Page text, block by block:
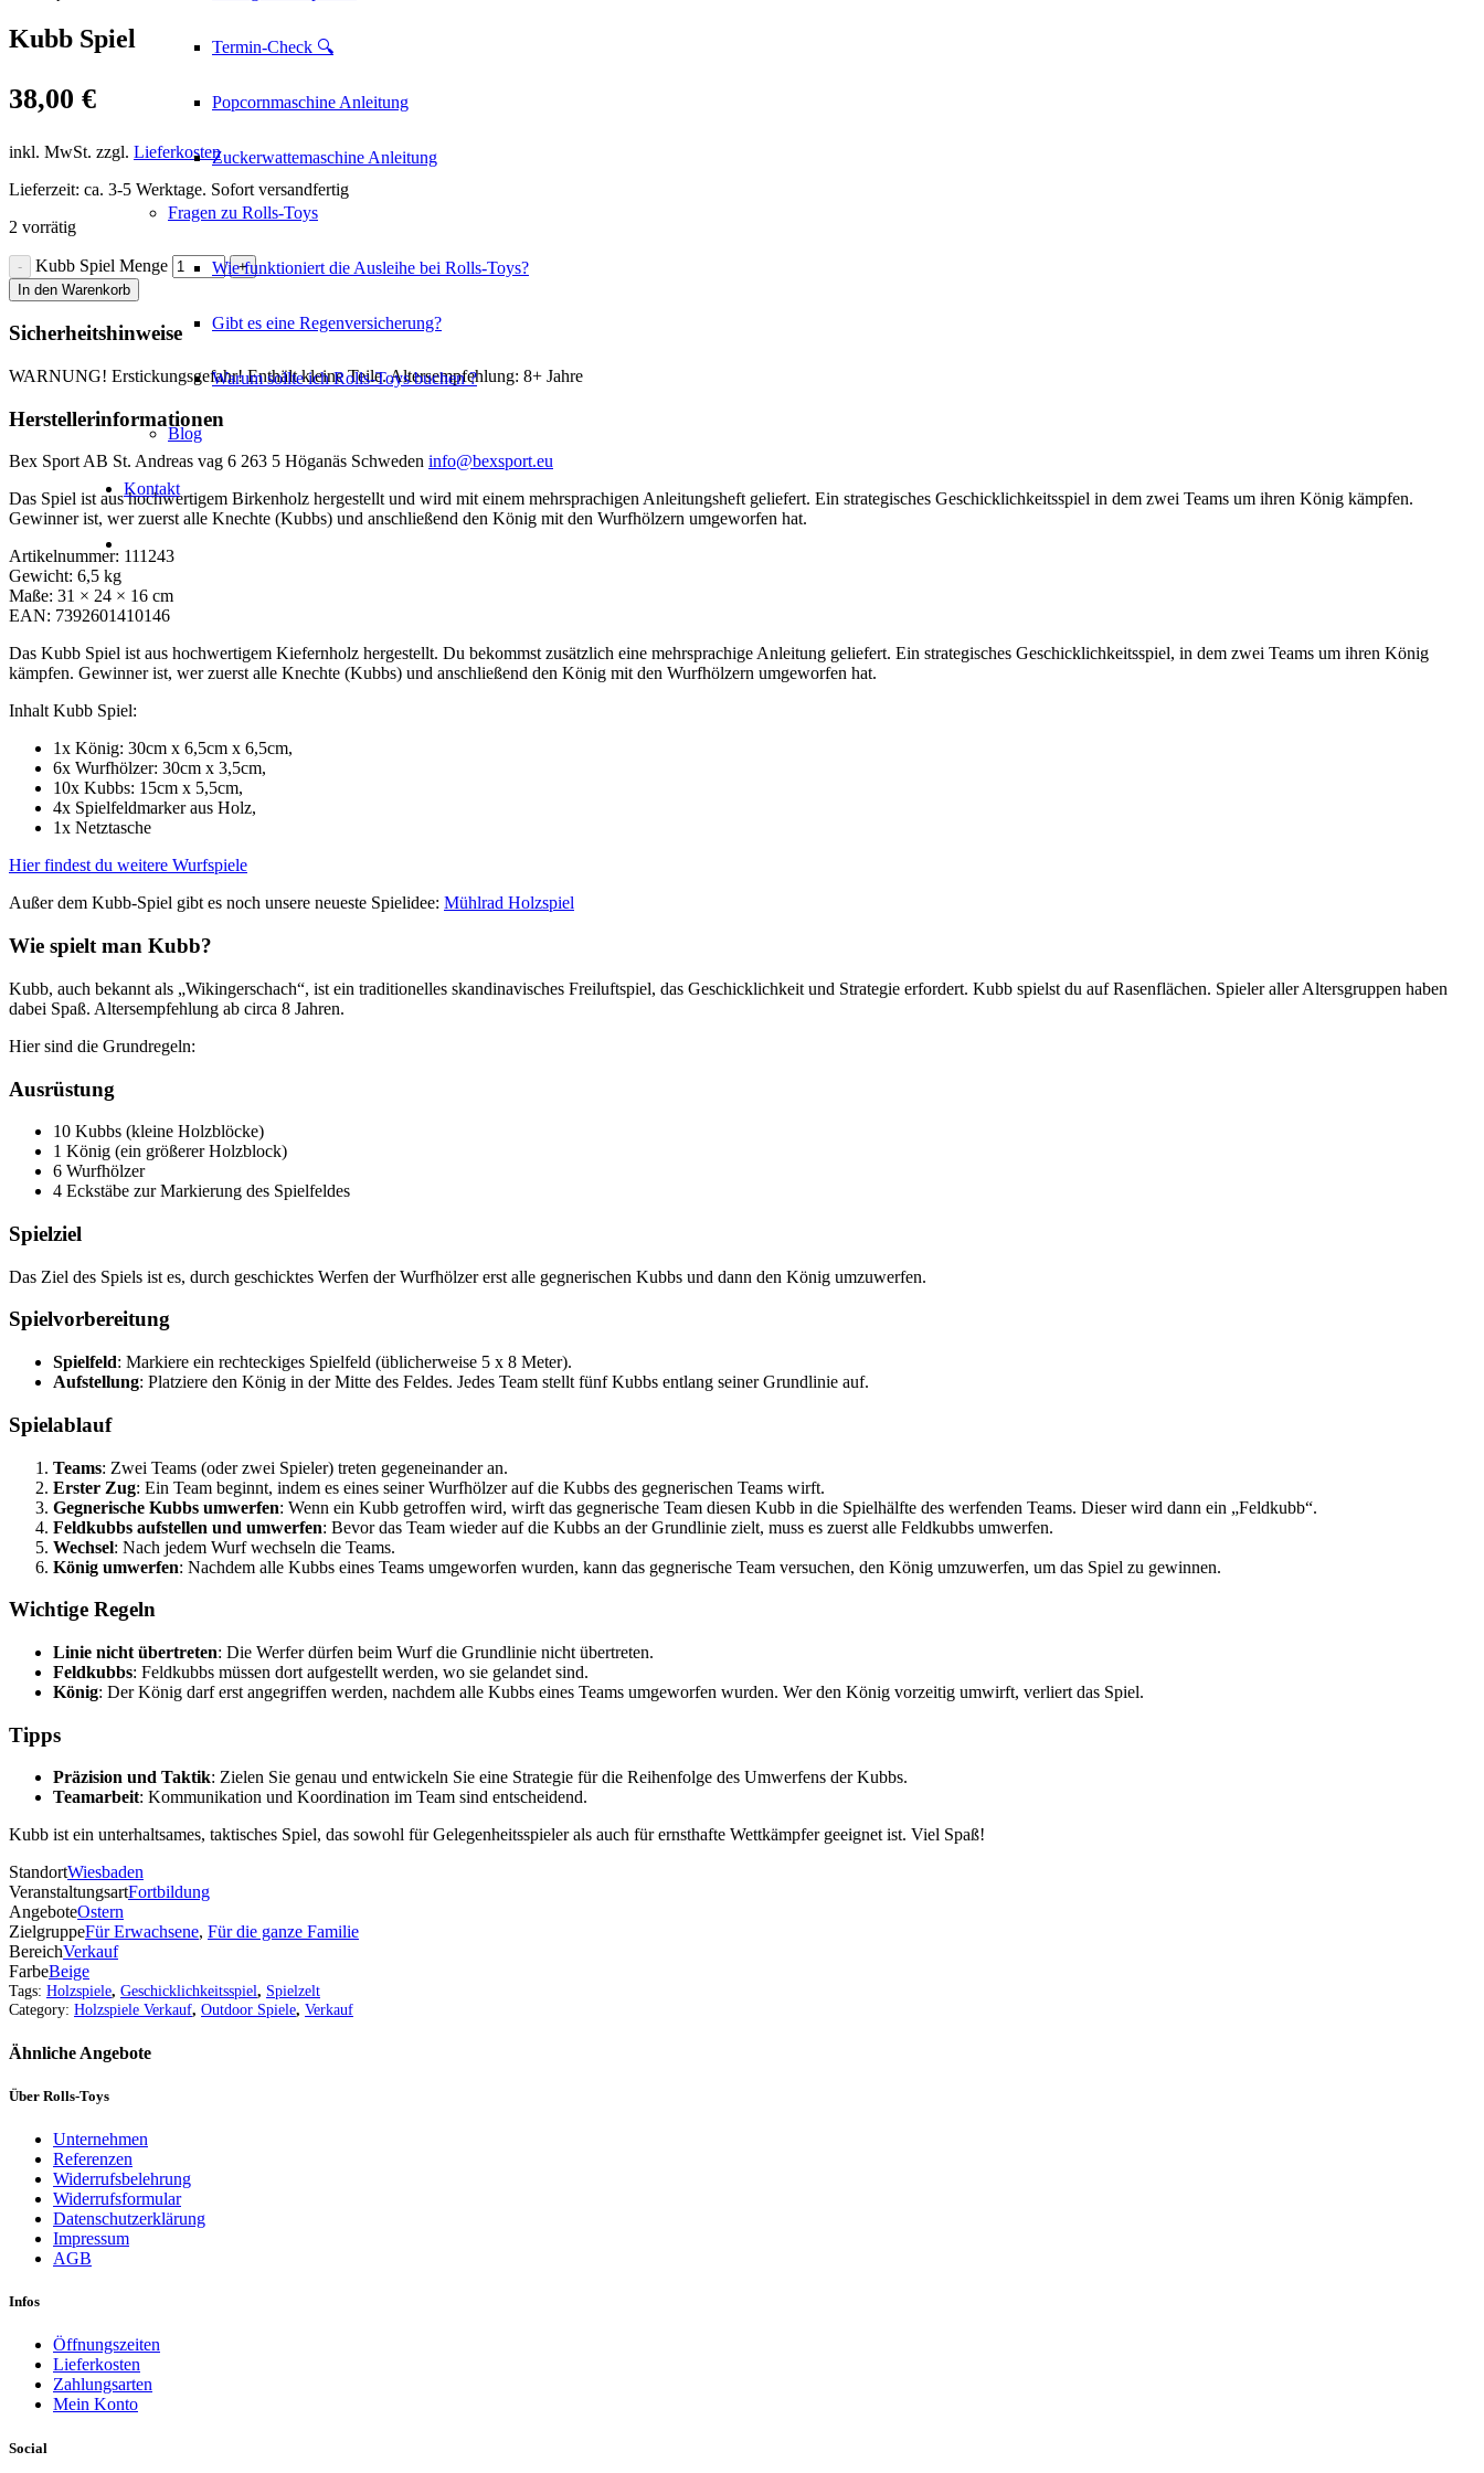
Termin-Check 🔍
Popcornmaschine Anleitung
Zuckerwattemaschine Anleitung
Fragen zu Rolls-Toys
Wie funktioniert die Ausleihe bei Rolls-Toys?
Gibt es eine Regenversicherung?
Warum sollte ich Rolls-Toys buchen ?
Blog
Kontakt
Kubb Spiel
38,00 €
inkl. MwSt. zzgl. Lieferkosten
Lieferzeit: ca. 3-5 Werktage. Sofort versandfertig
2 vorrätig
Kubb Spiel Menge
In den Warenkorb
Sicherheitshinweise
WARNUNG! Erstickungsgefahr! Enthält kleine Teile. Altersempfehlung: 8+ Jahre
Herstellerinformationen
Bex Sport AB St. Andreas vag 6 263 5 Höganäs Schweden info@bexsport.eu
Das Spiel ist aus hochwertigem Birkenholz hergestellt und wird mit einem mehrsprachigen Anleitungsheft geliefert. Ein strategisches Geschicklichkeitsspiel in dem zwei Teams um ihren König kämpfen.
Gewinner ist, wer zuerst alle Knechte (Kubbs) und anschließend den König mit den Wurfhölzern umgeworfen hat.
Artikelnummer: 111243
Gewicht: 6,5 kg
Maße: 31 × 24 × 16 cm
EAN: 7392601410146
Das Kubb Spiel ist aus hochwertigem Kiefernholz hergestellt. Du bekommst zusätzlich eine mehrsprachige Anleitung geliefert. Ein strategisches Geschicklichkeitsspiel, in dem zwei Teams um ihren König
kämpfen. Gewinner ist, wer zuerst alle Knechte (Kubbs) und anschließend den König mit den Wurfhölzern umgeworfen hat.
Inhalt Kubb Spiel:
1x König: 30cm x 6,5cm x 6,5cm,
6x Wurfhölzer: 30cm x 3,5cm,
10x Kubbs: 15cm x 5,5cm,
4x Spielfeldmarker aus Holz,
1x Netztasche
Hier findest du weitere Wurfspiele
Außer dem Kubb-Spiel gibt es noch unsere neueste Spielidee: Mühlrad Holzspiel
Wie spielt man Kubb?
Kubb, auch bekannt als „Wikingerschach“, ist ein traditionelles skandinavisches Freiluftspiel, das Geschicklichkeit und Strategie erfordert. Kubb spielst du auf Rasenflächen. Spieler aller Altersgruppen haben
dabei Spaß. Altersempfehlung ab circa 8 Jahren.
Hier sind die Grundregeln:
Ausrüstung
10 Kubbs (kleine Holzblöcke)
1 König (ein größerer Holzblock)
6 Wurfhölzer
4 Eckstäbe zur Markierung des Spielfeldes
Spielziel
Das Ziel des Spiels ist es, durch geschicktes Werfen der Wurfhölzer erst alle gegnerischen Kubbs und dann den König umzuwerfen.
Spielvorbereitung
Spielfeld: Markiere ein rechteckiges Spielfeld (üblicherweise 5 x 8 Meter).
Aufstellung: Platziere den König in der Mitte des Feldes. Jedes Team stellt fünf Kubbs entlang seiner Grundlinie auf.
Spielablauf
Teams: Zwei Teams (oder zwei Spieler) treten gegeneinander an.
Erster Zug: Ein Team beginnt, indem es eines seiner Wurfhölzer auf die Kubbs des gegnerischen Teams wirft.
Gegnerische Kubbs umwerfen: Wenn ein Kubb getroffen wird, wirft das gegnerische Team diesen Kubb in die Spielhälfte des werfenden Teams. Dieser wird dann ein „Feldkubb“.
Feldkubbs aufstellen und umwerfen: Bevor das Team wieder auf die Kubbs an der Grundlinie zielt, muss es zuerst alle Feldkubbs umwerfen.
Wechsel: Nach jedem Wurf wechseln die Teams.
König umwerfen: Nachdem alle Kubbs eines Teams umgeworfen wurden, kann das gegnerische Team versuchen, den König umzuwerfen, um das Spiel zu gewinnen.
Wichtige Regeln
Linie nicht übertreten: Die Werfer dürfen beim Wurf die Grundlinie nicht übertreten.
Feldkubbs: Feldkubbs müssen dort aufgestellt werden, wo sie gelandet sind.
König: Der König darf erst angegriffen werden, nachdem alle Kubbs eines Teams umgeworfen wurden. Wer den König vorzeitig umwirft, verliert das Spiel.
Tipps
Präzision und Taktik: Zielen Sie genau und entwickeln Sie eine Strategie für die Reihenfolge des Umwerfens der Kubbs.
Teamarbeit: Kommunikation und Koordination im Team sind entscheidend.
Kubb ist ein unterhaltsames, taktisches Spiel, das sowohl für Gelegenheitsspieler als auch für ernsthafte Wettkämpfer geeignet ist. Viel Spaß!
StandortWiesbaden
VeranstaltungsartFortbildung
AngeboteOstern
ZielgruppeFür Erwachsene, Für die ganze Familie
BereichVerkauf
FarbeBeige
Tags: Holzspiele, Geschicklichkeitsspiel, Spielzelt
Category: Holzspiele Verkauf, Outdoor Spiele, Verkauf
Ähnliche Angebote
Über Rolls-Toys
Unternehmen
Referenzen
Widerrufsbelehrung
Widerrufsformular
Datenschutzerklärung
Impressum
AGB
Infos
Öffnungszeiten
Lieferkosten
Zahlungsarten
Mein Konto
Social